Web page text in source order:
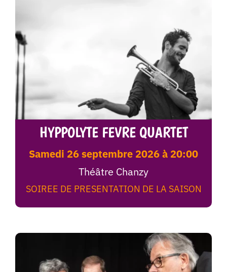
HYPPOLYTE FEVRE QUARTET
samedi 26 septembre 2026 à 20:00
Théâtre Chanzy
SOIREE DE PRESENTATION DE LA SAISON